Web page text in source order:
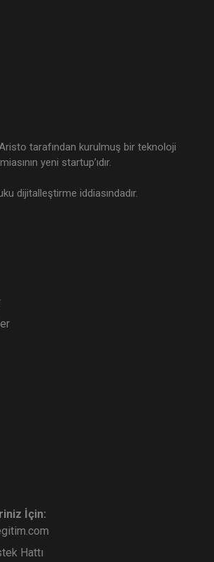
tarafından kurulmuş bir teknoloji
yeni startup’ıdır.
dijitalleştirme iddiasındadır.
İçin:
Hattı